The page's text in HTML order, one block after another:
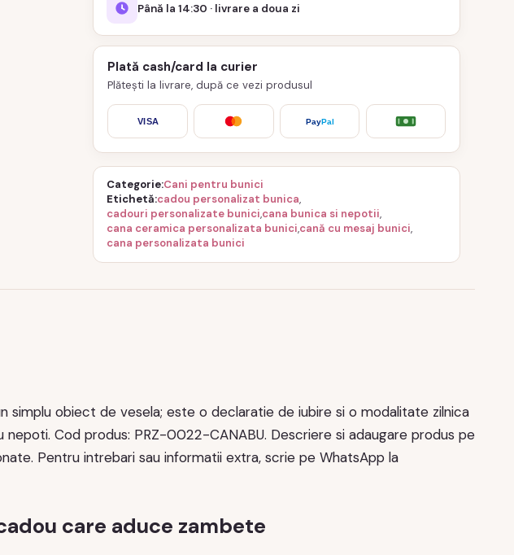
Până la 14:30 · livrare a doua zi
Plată cash/card la curier
Plătești la livrare, după ce vezi produsul
VISA PayPal
Categorie Cani pentru bunici
Etichetă cadou personalizat bunica,
cadouri personalizate bunici,cana bunica si nepotii,
cana ceramica personalizata bunici,cană cu mesaj bunici,
cana personalizata bunici
simplu obiect de vesela; este o declaratie de iubire si o modalitate zilnica
Cod produs: PRZ-0022-CANABU. Descriere si adaugare produs pe
Pentru intrebari sau informatii extra, scrie pe WhatsApp la
care aduce zambete